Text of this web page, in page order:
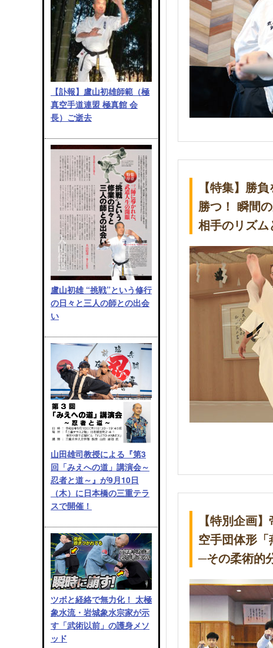
【訃報】盧山初雄師範（極
真空手道連盟 極真館 会
長）ご逝去
盧山初雄 “挑戦”という修行
の日々と三人の師との出会
い
山田雄司教授による『第3
回「みえへの道」講演会～
忍者と道～』が9月10日
（木）に日本橋の三重テラ
スで開催！
ツボと経絡で無力化！ 太極
象水流・岩城象水宗家が示
す「武術以前」の護身メソ
ッド
【特集】勝
勝つ！ 瞬間
相手のリズム
【特別企画
空手団体形
─その柔術的